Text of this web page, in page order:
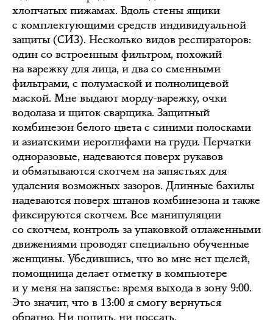
хлопчатых пижамах. Вдоль стены ящики
с комплектующими средств индивидуальной
защиты (СИЗ). Несколько видов респираторов:
один со встроенным фильтром, похожий
на варежку для лица, и два со сменными
фильтрами, с полумаской и полнолицевой
маской. Мне выдают морду-варежку, очки
водолаза и щиток сварщика. Защитный
комбинезон белого цвета с синими полосками
и азиатскими иероглифами на груди. Перчатки
одноразовые, надеваются поверх рукавов
и обматываются скотчем на запястьях для
удаления возможных зазоров. Длинные бахилы
надеваются поверх штанов комбинезона и также
фиксируются скотчем. Все манипуляции
со скотчем, контроль за упаковкой отлаженными
движениями проводят специально обученные
женщины. Убедившись, что во мне нет щелей,
помощница делает отметку в компьютере
и у меня на запястье: время выхода в зону 9:00.
Это значит, что в 13:00 я смогу вернуться
обратно. Ни попить, ни поссать,